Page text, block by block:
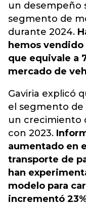
un desempeño
segmento de
durante 2024.
hemos
que equivale a
mercado de
Gaviria explicó
el segmento
un crecimiento
con 2023.
aumentado en
transporte de
han
modelo para
incrementó